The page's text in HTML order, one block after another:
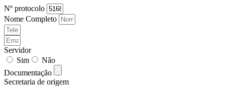
Nº protocolo
Nome Completo
Servidor
Sim
Não
Documentação
Secretaria de origem